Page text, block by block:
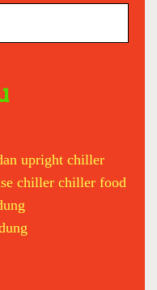
n
g
upright chiller
chiller chiller food